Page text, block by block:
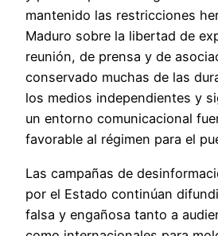
mantenido las restricciones
Maduro sobre la libertad de
reunión, de prensa y de
conservado muchas de las
los medios independientes y
un entorno comunicacional
favorable al régimen para el
Las campañas de
por el Estado continúan
falsa y engañosa tanto a